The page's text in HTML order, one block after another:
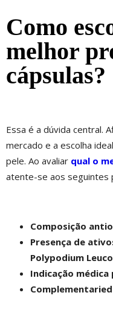
Como
melhor
cápsulas?
Essa é a dúvida central.
mercado e a escolha
pele. Ao avaliar qual o
atente-se aos seguintes
Composição
Presença de
Polypodium
Indicação médica